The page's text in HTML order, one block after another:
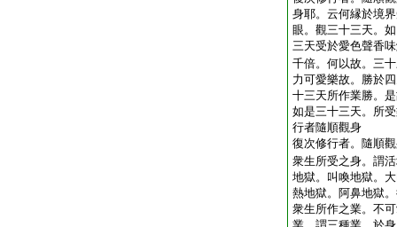
身耶。云何縁於境
眼。觀三十三天。
三天受於愛色聲香
千倍。何以故。三
力可愛樂故。勝於
十三天所作業勝。
如是三十三天。所
行者隨順觀身
復次修行者。隨順
衆生所受之身。謂
地獄。叫喚地獄。
熱地獄。阿鼻地獄
衆生所作之業。不